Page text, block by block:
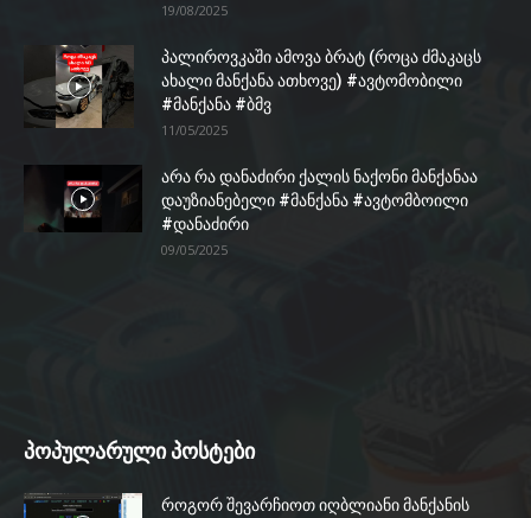
19/08/2025
პალიროვკაში ამოვა ბრატ (როცა ძმაკაცს
ახალი მანქანა ათხოვე) #ავტომობილი
#მანქანა #ბმვ
11/05/2025
არა რა დანაძირი ქალის ნაქონი მანქანაა
დაუზიანებელი #მანქანა #ავტომბოილი
#დანაძირი
09/05/2025
პოპულარული პოსტები
როგორ შევარჩიოთ იღბლიანი მანქანის